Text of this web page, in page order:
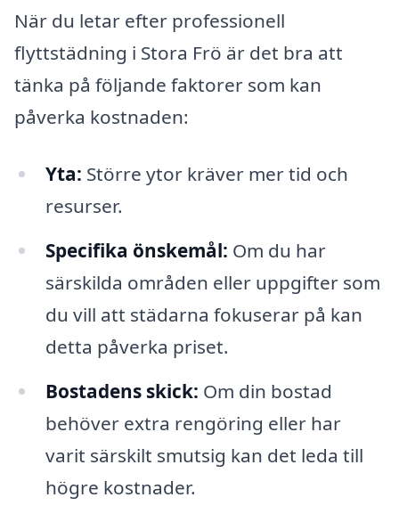
När du letar efter professionell
flyttstädning i Stora Frö är det bra att
tänka på följande faktorer som kan
påverka kostnaden:
Yta: Större ytor kräver mer tid och
resurser.
Specifika önskemål: Om du har
särskilda områden eller uppgifter som
du vill att städarna fokuserar på kan
detta påverka priset.
Bostadens skick: Om din bostad
behöver extra rengöring eller har
varit särskilt smutsig kan det leda till
högre kostnader.